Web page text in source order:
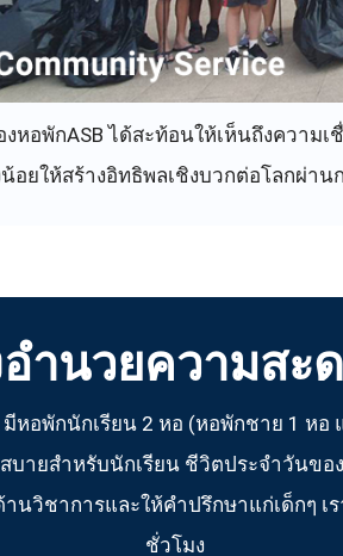
หอพักASB ได้สะท้อนให้เห็นถึงความ
ยให้สร้างอิทธิพลเชิงบวกต่อโลกผ่าน
ำนวยความสะ
มีหอพักนักเรียน 2 หอ (หอพักชาย 1 ห
ายสำหรับนักเรียน ชีวิตประจำวันข
วิชาการและให้คำปรึกษาแก่เด็กๆ เ
ชั่วโมง